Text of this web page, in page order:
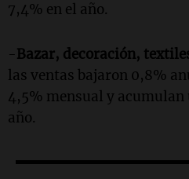
7,4% en el año.
-Bazar, decoración,
las ventas bajaron 0,8%
4,5% mensual y acumulan
año.